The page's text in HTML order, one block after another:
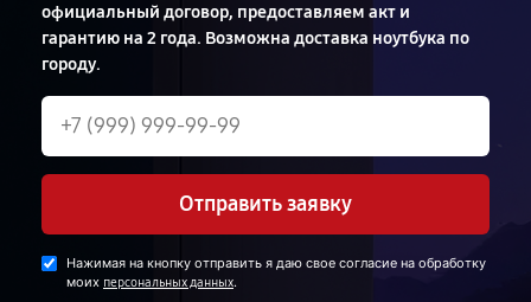
официальный договор, предоставляем акт и
гарантию на 2 года. Возможна доставка ноутбука по
городу.
Отправить заявку
Нажимая на кнопку отправить я даю свое согласие на обработку
моих персональных данных.